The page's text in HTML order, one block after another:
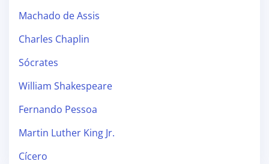
Machado de Assis
Charles Chaplin
Sócrates
William Shakespeare
Fernando Pessoa
Martin Luther King Jr.
Cícero